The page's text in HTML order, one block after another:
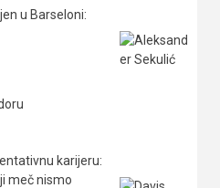
u Barseloni:
karijeru:
meč nismo